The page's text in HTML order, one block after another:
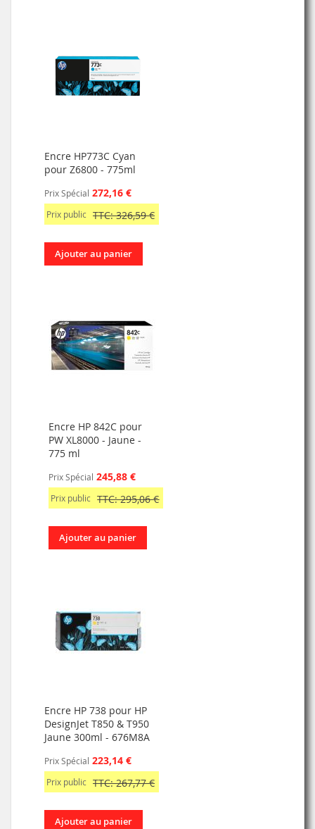
Encre HP773C Cyan
pour Z6800 - 775ml
Prix Spécial 272,16 €
Prix public TTC: 326,59 €
Ajouter au panier
Encre HP 842C pour
PW XL8000 - Jaune -
775 ml
Prix Spécial 245,88 €
Prix public TTC: 295,06 €
Ajouter au panier
Encre HP 738 pour HP
DesignJet T850 & T950
Jaune 300ml - 676M8A
Prix Spécial 223,14 €
Prix public TTC: 267,77 €
Ajouter au panier